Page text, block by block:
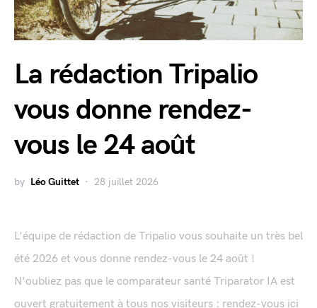
La rédaction Tripalio
vous donne rendez-
vous le 24 août
by Léo Guittet 28 juillet 2026
L'équipe de rédaction de Tripalio vous souhaite un très bel
été 2026 et vous donne rendez-vous le 24 août !
N'oubliez pas que le comparateur santé Triparator IA est
ouvert gratuitement à tous nos visiteurs : rendez-vous ici